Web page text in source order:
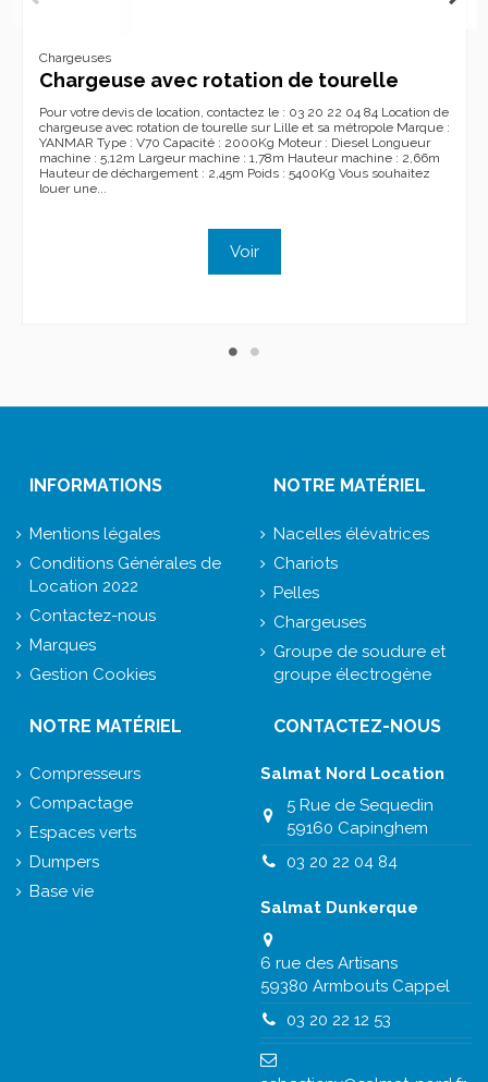
Chargeuses
Chargeuse avec rotation de tourelle
Pour votre devis de location, contactez le : 03 20 22 04 84 Location de
chargeuse avec rotation de tourelle sur Lille et sa métropole Marque :
YANMAR Type : V70 Capacité : 2000Kg Moteur : Diesel Longueur
machine : 5,12m Largeur machine : 1,78m Hauteur machine : 2,66m
Hauteur de déchargement : 2,45m Poids : 5400Kg Vous souhaitez
louer une...
Voir
INFORMATIONS
Mentions légales
Conditions Générales de
Location 2022
Contactez-nous
Marques
Gestion Cookies
NOTRE MATÉRIEL
Nacelles élévatrices
Chariots
Pelles
Chargeuses
Groupe de soudure et
groupe électrogène
NOTRE MATÉRIEL
Compresseurs
Compactage
Espaces verts
Dumpers
Base vie
CONTACTEZ-NOUS
Salmat Nord Location
5 Rue de Sequedin
59160 Capinghem
03 20 22 04 84
Salmat Dunkerque
6 rue des Artisans
59380 Armbouts Cappel
03 20 22 12 53